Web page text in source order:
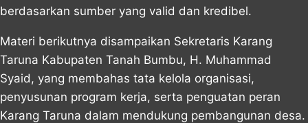
berdasarkan sumber yang valid dan kredibel.
Materi berikutnya disampaikan Sekretaris Karang
Taruna Kabupaten Tanah Bumbu, H. Muhammad
Syaid, yang membahas tata kelola organisasi,
penyusunan program kerja, serta penguatan peran
Karang Taruna dalam mendukung pembangunan desa.